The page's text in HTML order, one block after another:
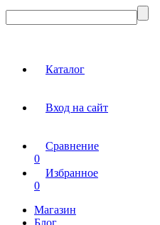
Каталог
Вход на сайт
Сравнение
0
Избранное
0
Магазин
Блог